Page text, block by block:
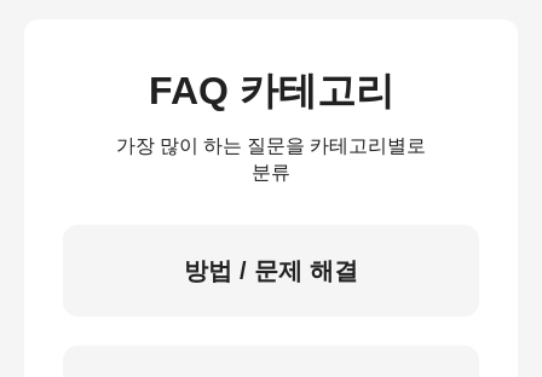
FAQ 카테고리
가장 많이 하는 질문을 카테고리별로
분류
방법 / 문제 해결